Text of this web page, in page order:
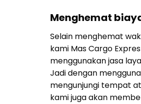
Menghemat
Selain menghemat
kami Mas Cargo
menggunakan jasa
Jadi dengan
mengunjungi tempat
kami juga akan